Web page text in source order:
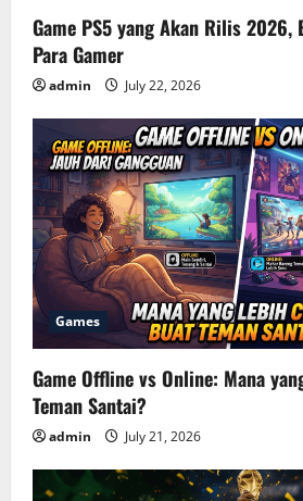
Game PS5 yang Akan Rilis 2026,
Para Gamer
admin July 22, 2026
Games
Game Offline vs Online: Mana
Teman Santai?
admin July 21, 2026